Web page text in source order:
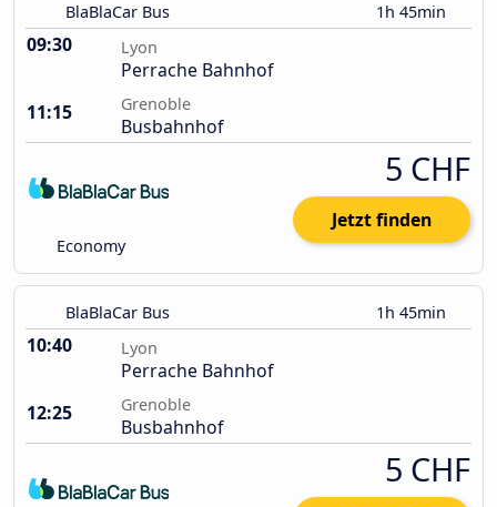
BlaBlaCar Bus 1h 45min
09:30 Lyon
Perrache Bahnhof
11:15
Grenoble
Busbahnhof
Economy
5 CHF
Jetzt finden
BlaBlaCar Bus 1h 45min
10:40 Lyon
Perrache Bahnhof
12:25
Grenoble
Busbahnhof
5 CHF